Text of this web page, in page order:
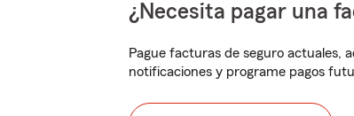
¿Necesita pagar una
Pague facturas de seguro actuales,
notificaciones y programe pagos